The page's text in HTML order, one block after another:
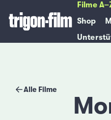
Filme
Shop
Alle Filme